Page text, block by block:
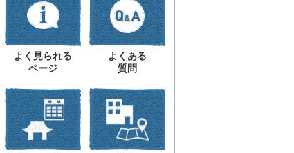
よく見られる
ページ
よくある
質問